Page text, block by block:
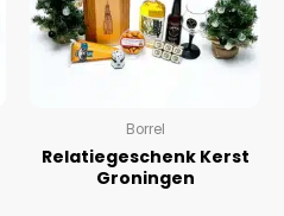
Borrel
Relatiegeschenk Kerst
Groningen